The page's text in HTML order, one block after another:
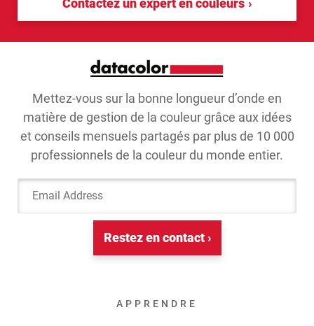
Contactez un expert en couleurs
Mettez-vous sur la bonne longueur d’onde en
matière de gestion de la couleur grâce aux idées
et conseils mensuels partagés par plus de 10 000
professionnels de la couleur du monde entier.
Email Address
Restez en contact ›
APPRENDRE